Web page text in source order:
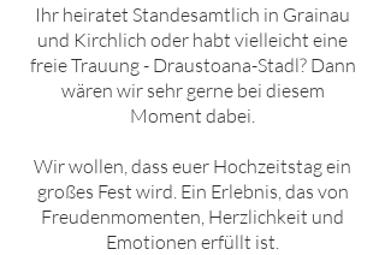
Ihr heiratet Standesamtlich in Grainau
und Kirchlich oder habt vielleicht eine
freie Trauung - Draustoana-Stadl? Dann
wären wir sehr gerne bei diesem
Moment dabei.
Wir wollen, dass euer Hochzeitstag ein
großes Fest wird. Ein Erlebnis, das von
Freudenmomenten, Herzlichkeit und
Emotionen erfüllt ist.